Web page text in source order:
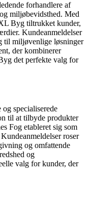
forhandlere af
miljøbevidsthed. Med
Byg tiltrukket kunder,
Kundeanmeldelser
til miljøvenlige løsninger
der kombinerer
det perfekte valg for
og specialiserede
til at tilbyde produkter
Fog etableret sig som
roser
og omfattende
og
valg for kunder, der